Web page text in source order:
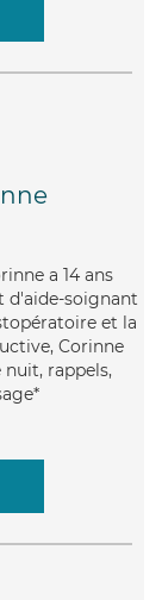
a 14 ans
d'aide-soignant
et la
Corinne
nuit, rappels,